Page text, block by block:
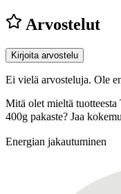
Arvostelut
Kirjoita arvostelu
Ei vielä arvosteluja. Ole
Mitä olet mieltä
400g pakaste? Jaa
Energian jakautuminen